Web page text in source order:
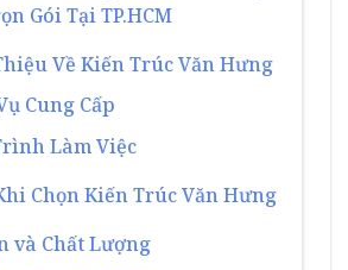
Gói Tại TP.HCM
Về Kiến Trúc Văn Hưng
Cung Cấp
Làm Việc
Chọn Kiến Trúc Văn Hưng
và Chất Lượng